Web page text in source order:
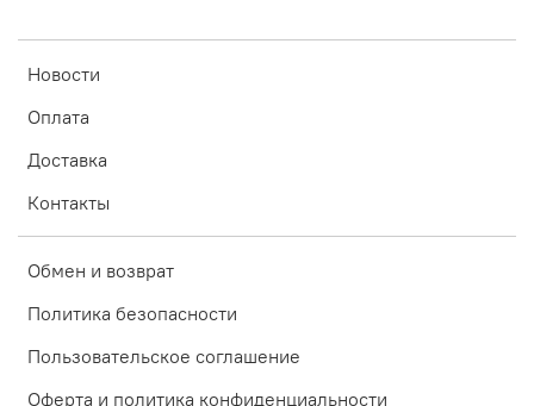
Новости
Оплата
Доставка
Контакты
Обмен и возврат
Политика безопасности
Пользовательское соглашение
Оферта и политика конфиденциальности